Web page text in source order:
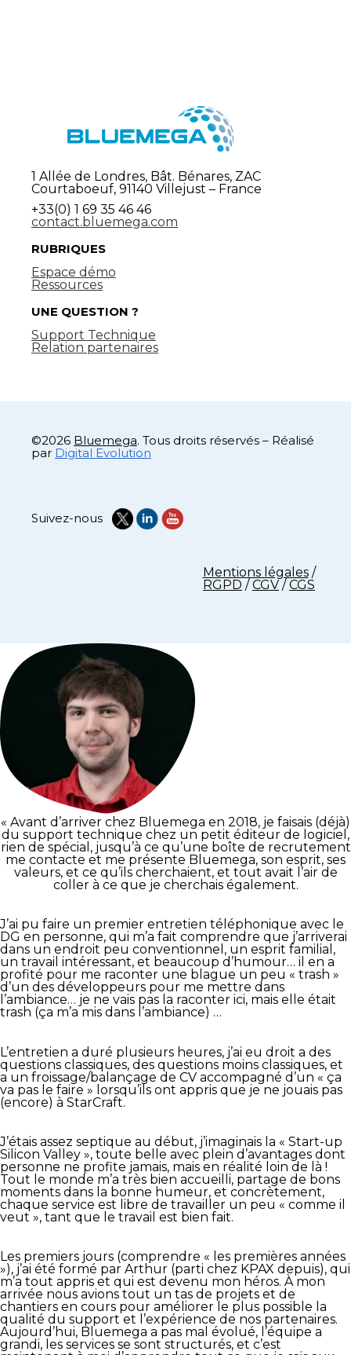
1 Allée de Londres, Bât. Bénares, ZAC
Courtaboeuf, 91140 Villejust – France
+33(0) 1 69 35 46 46
contact.bluemega.com
RUBRIQUES
Espace démo
Ressources
UNE QUESTION ?
Support Technique
Relation partenaires
©2026 Bluemega. Tous droits réservés – Réalisé
par Digital Evolution
Suivez-nous
Mentions légales/
RGPD /CGV /CGS
« Avant d’arriver chez Bluemega en 2018, je faisais (déjà)
du support technique chez un petit éditeur de logiciel,
rien de spécial, jusqu’à ce qu’une boîte de recrutement
me contacte et me présente Bluemega, son esprit, ses
valeurs, et ce qu’ils cherchaient, et tout avait l’air de
coller à ce que je cherchais également.
J’ai pu faire un premier entretien téléphonique avec le
DG en personne, qui m’a fait comprendre que j’arriverai
dans un endroit peu conventionnel, un esprit familial,
un travail intéressant, et beaucoup d’humour… il en a
profité pour me raconter une blague un peu « trash »
d’un des développeurs pour me mettre dans
l’ambiance… je ne vais pas la raconter ici, mais elle était
trash (ça m’a mis dans l’ambiance) …
L’entretien a duré plusieurs heures, j’ai eu droit a des
questions classiques, des questions moins classiques, et
a un froissage/balançage de CV accompagné d’un « ça
va pas le faire » lorsqu’ils ont appris que je ne jouais pas
(encore) à StarCraft.
J’étais assez septique au début, j’imaginais la « Start-up
Silicon Valley », toute belle avec plein d’avantages dont
personne ne profite jamais, mais en réalité loin de là !
Tout le monde m’a très bien accueilli, partage de bons
moments dans la bonne humeur, et concrètement,
chaque service est libre de travailler un peu « comme il
veut », tant que le travail est bien fait.
Les premiers jours (comprendre « les premières années
»), j’ai été formé par Arthur (parti chez KPAX depuis), qui
m’a tout appris et qui est devenu mon héros. À mon
arrivée nous avions tout un tas de projets et de
chantiers en cours pour améliorer le plus possible la
qualité du support et l’expérience de nos partenaires.
Aujourd’hui, Bluemega a pas mal évolué, l’équipe a
grandi, les services se sont structurés, et c’est